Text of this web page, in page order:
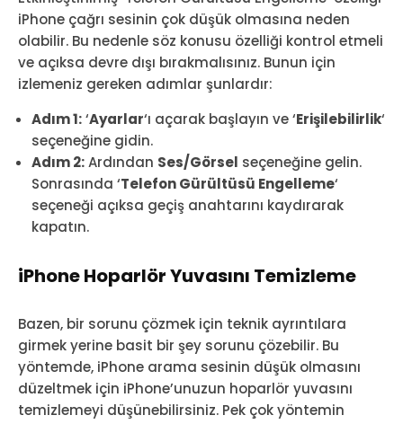
iPhone çağrı sesinin çok düşük olmasına neden
olabilir. Bu nedenle söz konusu özelliği kontrol etmeli
ve açıksa devre dışı bırakmalısınız. Bunun için
izlemeniz gereken adımlar şunlardır:
Adım 1:‘Ayarlar‘ı açarak başlayın ve ‘Erişilebilirlik‘
seçeneğine gidin.
Adım 2:Ardından Ses/Görsel seçeneğine gelin.
Sonrasında ‘Telefon Gürültüsü Engelleme‘
seçeneği açıksa geçiş anahtarını kaydırarak
kapatın.
iPhone Hoparlör Yuvasını Temizleme
Bazen, bir sorunu çözmek için teknik ayrıntılara
girmek yerine basit bir şey sorunu çözebilir. Bu
yöntemde, iPhone arama sesinin düşük olmasını
düzeltmek için iPhone’unuzun hoparlör yuvasını
temizlemeyi düşünebilirsiniz. Pek çok yöntemin